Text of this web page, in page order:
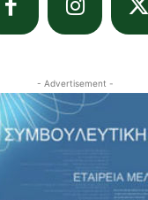
- Advertisement -